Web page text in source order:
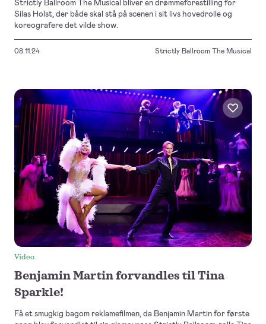
Silas Holst, der både skal stå på scenen i sit livs hovedrolle og
koreografere det vilde show.
08.11.24 Strictly Ballroom The Musical
Video
Benjamin Martin forvandles til Tina
Sparkle!
Få et smugkig bagom reklamefilmen, da Benjamin Martin for første